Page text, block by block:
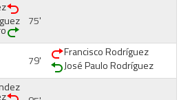
75'
79'
Francisco Rodríguez
José Paulo Rodríguez